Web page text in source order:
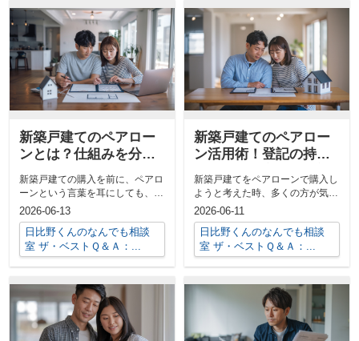
新築戸建てのペアロー
ンとは？仕組みを分か
新築戸建ての購入を前に、ペアロ
ーンという言葉を耳にしても、具
体的な仕組みまではよく分からな
いと感じる...
2026-06-13
日比野くんのなんでも相談
室 ザ・ベストＱ＆Ａ：...
新築戸建てのペアロー
ン活用術！登記の持分
策
新築戸建てをペアローンで購入し
ようと考えた時、多くの方が気に
されるのが住宅ローン控除や税金
面のメリッ...
2026-06-11
日比野くんのなんでも相談
室 ザ・ベストＱ＆Ａ：...